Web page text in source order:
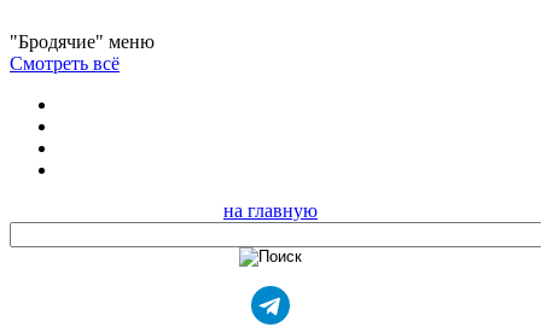
"Бродячие" меню
Смотреть всё
на главную